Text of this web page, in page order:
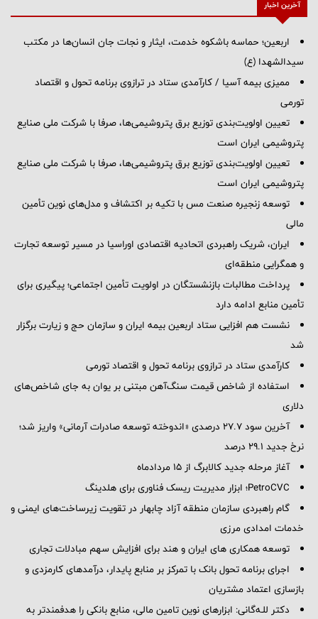
آخرین اخبار
اربعین؛ حماسه باشکوه خدمت، ایثار و نجات جان انسان‌ها در مکتب
سیدالشهدا (ع)
ممیزی بیمه آسیا / کارآمدی ستاد در ترازوی برنامه تحول و اقتصاد
تورمی
تعیین اولویت‌بندی توزیع برق پتروشیمی‌ها، صرفا با شرکت ملی صنایع
پتروشیمی ایران است
تعیین اولویت‌بندی توزیع برق پتروشیمی‌ها، صرفا با شرکت ملی صنایع
پتروشیمی ایران است
توسعه زنجیره صنعت مس با تکیه بر اکتشاف و مدل‌های نوین تأمین
مالی
ایران، شریک راهبردی اتحادیه اقتصادی اوراسیا در مسیر توسعه تجارت
و همگرایی منطقه‌ای
پرداخت مطالبات بازنشستگان در اولویت تأمین اجتماعی؛ پیگیری برای
تأمین منابع ادامه دارد
نشست هم افزایی ستاد اربعین بیمه ایران و سازمان حج و زیارت برگزار
شد
کارآمدی ستاد در ترازوی برنامه تحول و اقتصاد تورمی
استفاده از شاخص قیمت سنگ‌آهن مبتنی بر یوان به جای شاخص‌های
دلاری
آخرین سود ۲۷.۷ درصدی «اندوخته توسعه صادرات آرمانی» واریز شد؛
نرخ جدید ۲۹.۱ درصد
آغاز مرحله جدید کالابرگ از ۱۵ مردادماه
PetroCVC؛ ابزار مدیریت ریسک فناوری برای هلدینگ
گام راهبردی سازمان منطقه آزاد چابهار در تقویت زیرساخت‌های ایمنی و
خدمات امدادی مرزی
توسعه همکاری های ایران و هند برای افزایش سهم مبادلات تجاری
اجرای برنامه تحول بانک با تمرکز بر منابع پایدار، درآمدهای کارمزدی و
بازسازی اعتماد مشتریان
دکتر للـه‌گانی: ابزارهای نوین تامین مالی، منابع بانکی را هدفمندتر به